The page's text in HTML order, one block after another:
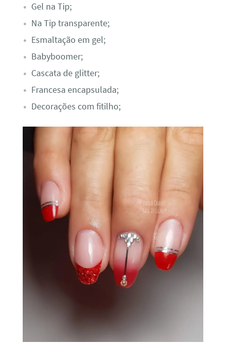
Gel na Tip;
Na Tip transparente;
Esmaltação em gel;
Babyboomer;
Cascata de glitter;
Francesa encapsulada;
Decorações com fitilho;